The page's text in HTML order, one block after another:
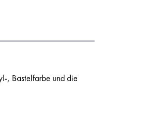
, Bastelfarbe und die